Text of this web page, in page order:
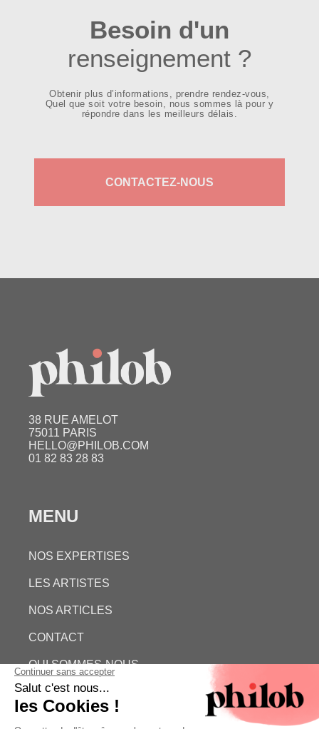
Besoin d'un
renseignement ?
Obtenir plus d’informations, prendre rendez-vous,
Quel que soit votre besoin, nous sommes là pour y
répondre dans les meilleurs délais.
CONTACTEZ-NOUS
38 RUE AMELOT
75011 PARIS
HELLO@PHILOB.COM
01 82 83 28 83
MENU
NOS EXPERTISES
LES ARTISTES
NOS ARTICLES
CONTACT
QUI SOMMES-NOUS
ESTIMATION GRATUITE